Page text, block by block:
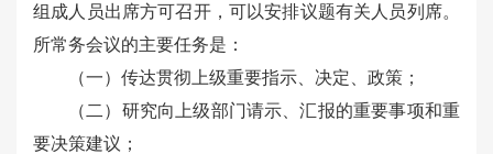
组成人员出席方可召开，可以安排议题有关人员列席。
所常务会议的主要任务是：
（一）传达贯彻上级重要指示、决定、政策；
（二）研究向上级部门请示、汇报的重要事项和重
要决策建议；